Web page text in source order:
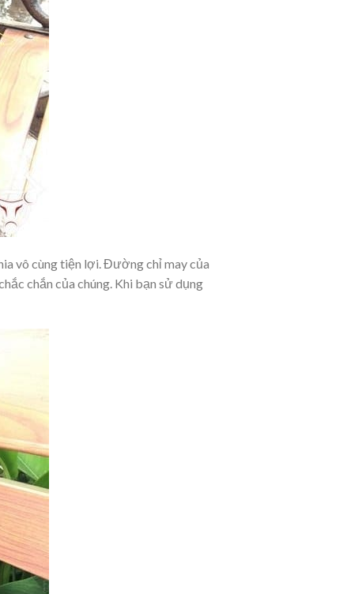
vô cùng tiện lợi. Đường chỉ may của
chắn của chúng. Khi bạn sử dụng